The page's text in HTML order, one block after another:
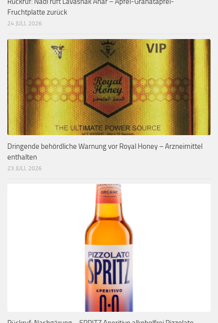
Fruchtplatte zurück
24 JULI, 2026
Dringende behördliche Warnung vor Royal Honey – Arzneimittel
enthalten
23 JULI, 2026